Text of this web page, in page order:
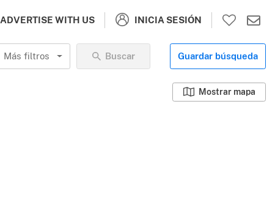
ADVERTISE WITH US INICIA SESIÓN
Más filtros Buscar Guardar búsqueda
Mostrar mapa